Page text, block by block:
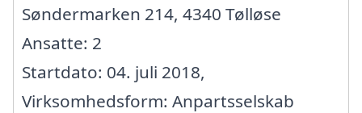
Søndermarken 214, 4340 Tølløse
Ansatte: 2
Startdato: 04. juli 2018,
Virksomhedsform: Anpartsselskab